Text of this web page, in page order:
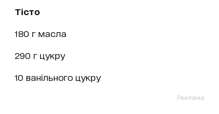
Тісто
180 г масла
290 г цукру
10 ванільного цукру
Реклама